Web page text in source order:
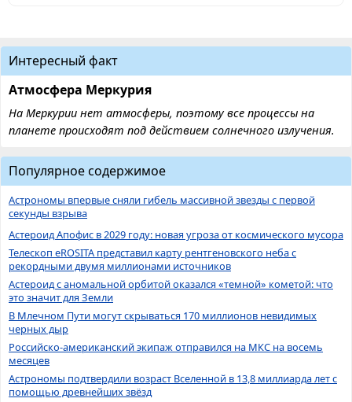
Интересный факт
Атмосфера Меркурия
На Меркурии нет атмосферы, поэтому все процессы на
планете происходят под действием солнечного излучения.
Популярное содержимое
Астрономы впервые сняли гибель массивной звезды с первой
секунды взрыва
Астероид Апофис в 2029 году: новая угроза от космического мусора
Телескоп eROSITA представил карту рентгеновского неба с
рекордными двумя миллионами источников
Астероид с аномальной орбитой оказался «темной» кометой: что
это значит для Земли
В Млечном Пути могут скрываться 170 миллионов невидимых
черных дыр
Российско-американский экипаж отправился на МКС на восемь
месяцев
Астрономы подтвердили возраст Вселенной в 13,8 миллиарда лет с
помощью древнейших звёзд